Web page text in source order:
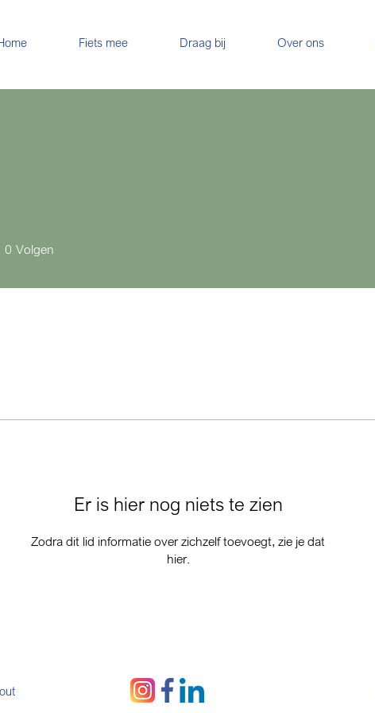
Fiets mee Draag bij Over ons
Er is hier nog niets te zien
Zodra dit lid informatie over zichzelf toevoegt, zie je dat
hier.
0 Volgen